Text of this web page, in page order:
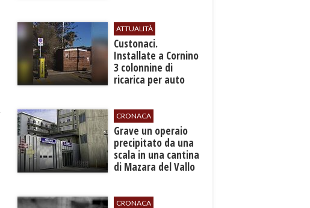
ATTUALITÀ
Custonaci.
Installate a Cornino
3 colonnine di
ricarica per auto
CRONACA
​Grave un operaio
precipitato da una
scala in una cantina
di Mazara del Vallo
CRONACA